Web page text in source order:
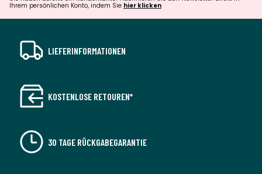
Ihrem persönlichen Konto, indem Sie hier klicken
LIEFERINFORMATIONEN
KOSTENLOSE RETOUREN*
30 TAGE RÜCKGABEGARANTIE